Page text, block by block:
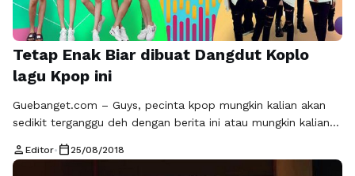
Tetap Enak Biar dibuat Dangdut Koplo
lagu Kpop ini
Guebanget.com – Guys, pecinta kpop mungkin kalian akan
sedikit terganggu deh dengan berita ini atau mungkin kalian
baru – baru ini ada sebagian musik kpop yang di ubah
person Editor• calendar_today 25/08/2018